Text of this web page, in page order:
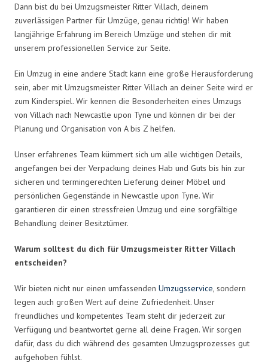
Dann bist du bei Umzugsmeister Ritter Villach, deinem
zuverlässigen Partner für Umzüge, genau richtig! Wir haben
langjährige Erfahrung im Bereich Umzüge und stehen dir mit
unserem professionellen Service zur Seite.
Ein Umzug in eine andere Stadt kann eine große Herausforderung
sein, aber mit Umzugsmeister Ritter Villach an deiner Seite wird er
zum Kinderspiel. Wir kennen die Besonderheiten eines Umzugs
von Villach nach Newcastle upon Tyne und können dir bei der
Planung und Organisation von A bis Z helfen.
Unser erfahrenes Team kümmert sich um alle wichtigen Details,
angefangen bei der Verpackung deines Hab und Guts bis hin zur
sicheren und termingerechten Lieferung deiner Möbel und
persönlichen Gegenstände in Newcastle upon Tyne. Wir
garantieren dir einen stressfreien Umzug und eine sorgfältige
Behandlung deiner Besitztümer.
Warum solltest du dich für Umzugsmeister Ritter Villach
entscheiden?
Wir bieten nicht nur einen umfassenden Umzugsservice, sondern
legen auch großen Wert auf deine Zufriedenheit. Unser
freundliches und kompetentes Team steht dir jederzeit zur
Verfügung und beantwortet gerne all deine Fragen. Wir sorgen
dafür, dass du dich während des gesamten Umzugsprozesses gut
aufgehoben fühlst.